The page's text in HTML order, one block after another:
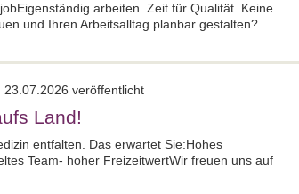
arbeiten. Zeit für Qualität. Keine
und Ihren Arbeitsalltag planbar gestalten?
veröffentlicht
Land!
entfalten. Das erwartet Sie:Hohes
Team- hoher FreizeitwertWir freuen uns auf